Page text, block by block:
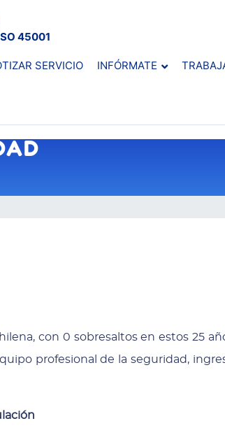
45001
SERVICIO INFÓRMATE
con 0 sobresaltos en estos 25
profesional de la seguridad,